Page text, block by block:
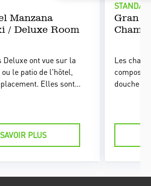
Manzana
/ Deluxe Room
Deluxe ont vue sur la
le patio de l'hôtel,
Elles sont
PLUS
Gran
Les
douche et